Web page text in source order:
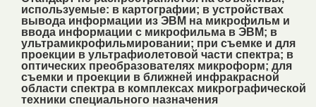
используемые: в картографии; в устройствах
вывода информации из ЭВМ на микрофильм и
ввода информации с микрофильма в ЭВМ; в
ультрамикрофильмировании; при съемке и для
проекции в ультрафиолетовой части спектра; в
оптических преобразователях микроформ; для
съемки и проекции в ближней инфракрасной
области спектра в комплексах микрографической
техники специального назначения